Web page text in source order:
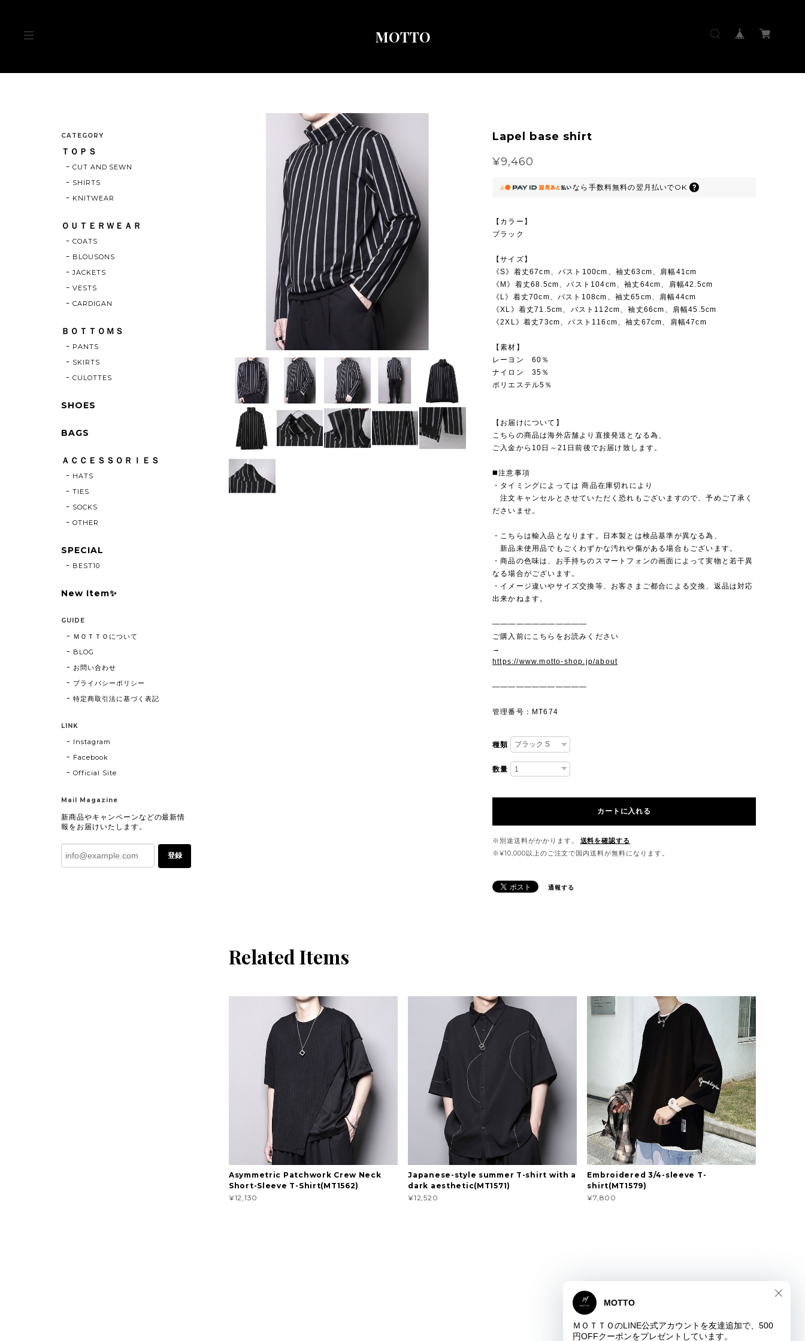
MOTTO
Lapel base shirt
¥9,460
なら 手数料無料の翌月払いでOK
【カラー】
ブラック
【サイズ】
《S》着丈67cm、バスト100cm、袖丈63cm、肩幅41cm
《M》着丈68.5cm、バスト104cm、袖丈64cm、肩幅42.5cm
《L》着丈70cm、バスト108cm、袖丈65cm、肩幅44cm
《XL》着丈71.5cm、バスト112cm、袖丈66cm、肩幅45.5cm
《2XL》着丈73cm、バスト116cm、袖丈67cm、肩幅47cm
【素材】
レーヨン 60％
ナイロン 35％
ポリエステル5％
【お届けについて】
こちらの商品は海外店舗より直接発送となる為、
ご入金から10日～21日前後でお届け致します。
◼️注意事項
・タイミングによっては 商品在庫切れにより
注文キャンセルとさせていただく恐れもございますので、予めご了承く
ださいませ。
・こちらは輸入品となります。日本製とは検品基準が異なる為、
新品未使用品でもごくわずかな汚れや傷がある場合もございます。
・商品の色味は、お手持ちのスマートフォンの画面によって実物と若干異
なる場合がございます。
・イメージ違いやサイズ交換等、お客さまご都合による交換、返品は対応
出来かねます。
————————————
ご購入前にこちらをお読みください
→
https://www.motto-shop.jp/about
————————————
管理番号：MT674
種類
数量
カートに入れる
※別途送料がかかります。
送料を確認する
※¥10,000以上のご注文で国内送料が無料になります。
通報する
Related Items
Asymmetric Patchwork Crew Neck
Short-Sleeve T-Shirt(MT1562)
¥12,130
Japanese-style summer T-shirt with a
dark aesthetic(MT1571)
¥12,520
Embroidered 3/4-sleeve T-
shirt(MT1579)
¥7,800
CATEGORY
ＴＯＰＳ
CUT AND SEWN
SHIRTS
KNITWEAR
ＯＵＴＥＲＷＥＡＲ
COATS
BLOUSONS
JACKETS
VESTS
CARDIGAN
ＢＯＴＴＯＭＳ
PANTS
SKIRTS
CULOTTES
SHOES
BAGS
ＡＣＣＥＳＳＯＲＩＥＳ
HATS
TIES
SOCKS
OTHER
SPECIAL
BEST10
New Item✨
GUIDE
ＭＯＴＴＯについて
BLOG
お問い合わせ
プライバシーポリシー
特定商取引法に基づく表記
LINK
Instagram
Facebook
Official Site
Mail Magazine
新商品やキャンペーンなどの最新情
報をお届けいたします。
登録